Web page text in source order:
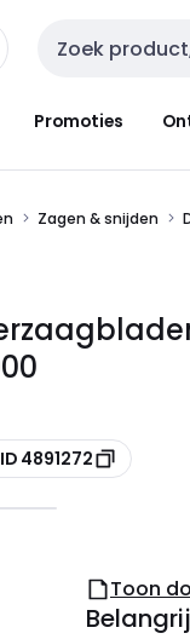
Zoekveld invoer
Promoties
Zagen & snijden
4891272
Toon